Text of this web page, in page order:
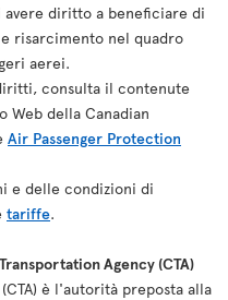
diritto a beneficiare di
risarcimento nel quadro
aerei.
consulta il contenute
Web della Canadian
Air Passenger Protection
e delle condizioni di
tariffe.
Agency (CTA)
è l'autorità preposta alla